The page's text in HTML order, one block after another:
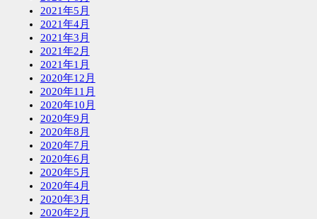
2021年5月
2021年4月
2021年3月
2021年2月
2021年1月
2020年12月
2020年11月
2020年10月
2020年9月
2020年8月
2020年7月
2020年6月
2020年5月
2020年4月
2020年3月
2020年2月